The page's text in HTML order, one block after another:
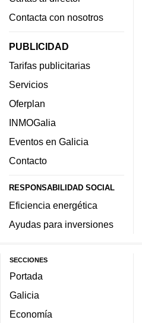
Contacta con nosotros
PUBLICIDAD
Tarifas publicitarias
Servicios
Oferplan
INMOGalia
Eventos en Galicia
Contacto
RESPONSABILIDAD SOCIAL
Eficiencia energética
Ayudas para inversiones
SECCIONES
Portada
Galicia
Economía